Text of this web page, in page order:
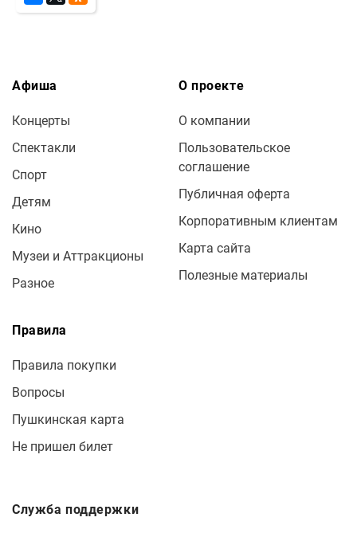
Афиша
Концерты
Спектакли
Спорт
Детям
Кино
Музеи и Аттракционы
Разное
О проекте
О компании
Пользовательское
соглашение
Публичная оферта
Корпоративным клиентам
Карта сайта
Полезные материалы
Правила
Правила покупки
Вопросы
Пушкинская карта
Не пришел билет
Служба поддержки